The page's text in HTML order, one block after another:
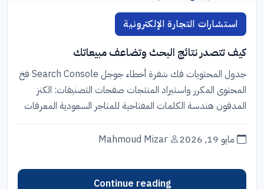
استشارات التجارة الإلكترونية
كيف تتصدر نتائج البحث وتضاعف مبيعاتك
جدول المحتويات فك شفرة أخطاء جوجل Search Console فخ
المحتوى المكرر واستيراد المنتجات صفحات التصنيفات: الكنز
المدفون هندسة الكلمات المفتاحية للمتاجر السعودية المعرفات
القياسية ومشاكل...
مايو 19, 2026
Continue reading